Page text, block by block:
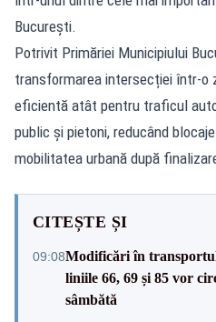
București.
Potrivit Primăriei Municipiului
transformarea intersecției într-o
eficientă atât pentru traficul
public și pietoni, reducând
mobilitatea urbană după
CITEȘTE ȘI
09:08Modificări în
liniile 66, 69 și 85 vor
sâmbătă